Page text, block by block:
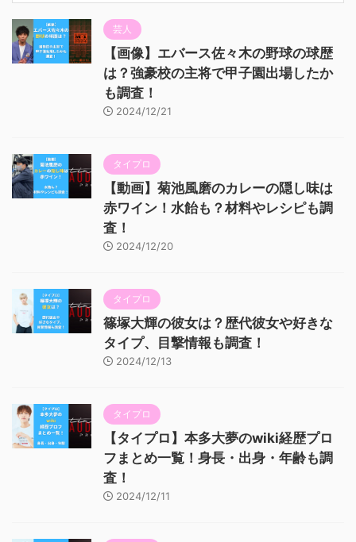
芸人
【画像】エバース佐々木の野球の球歴
は？強豪校の主将で甲子園出場したか
も調査！
2024/12/21
タイプロ
【動画】菊池風磨のカレーの隠し味は
赤ワイン！水飴も？材料やレシピも調
査！
2024/12/20
タイプロ
篠塚大輝の彼女は？歴代彼女や好きな
タイプ、目撃情報も調査！
2024/12/13
タイプロ
【タイプロ】本多大夢のwiki経歴プロ
フまとめ一覧！身長・出身・年齢も調
査！
2024/12/11